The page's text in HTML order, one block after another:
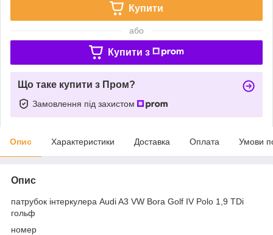
Купити
або
Купити з
Що таке купити з Пром?
Замовлення під захистом
Опис Характеристики Доставка Оплата Умови
Опис
патрубок інтеркулера Audi A3 VW Bora Golf IV Polo 1,9 TDi
гольф
номер